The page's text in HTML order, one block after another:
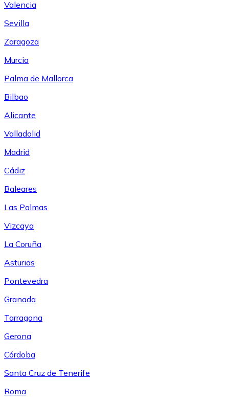
Valencia
Sevilla
Zaragoza
Murcia
Palma de Mallorca
Bilbao
Alicante
Valladolid
Madrid
Cádiz
Baleares
Las Palmas
Vizcaya
La Coruña
Asturias
Pontevedra
Granada
Tarragona
Gerona
Córdoba
Santa Cruz de Tenerife
Roma